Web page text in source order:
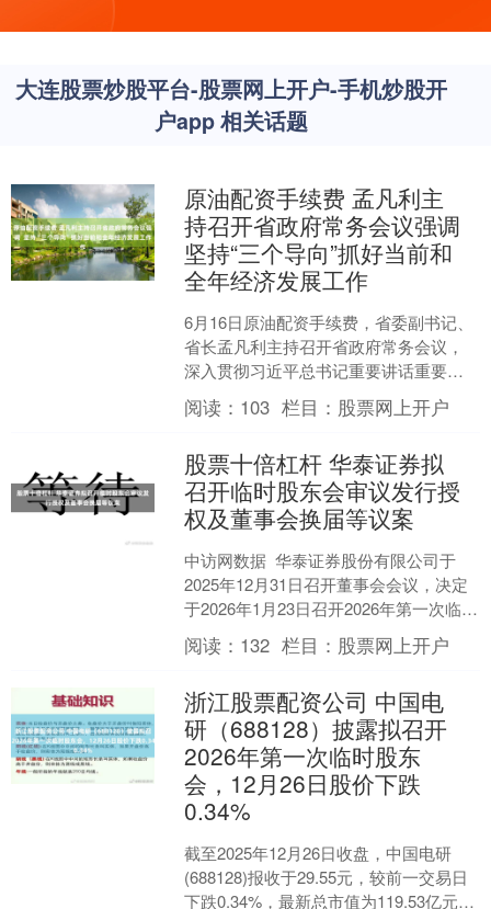
大连股票炒股平台-股票网上开户-手机炒股开
户app 相关话题
原油配资手续费 孟凡利主
持召开省政府常务会议强调
坚持“三个导向”抓好当前和
全年经济发展工作
6月16日原油配资手续费，省委副书记、
省长孟凡利主持召开省政府常务会议，
深入贯彻习近平总书记重要讲话重要指
示精神，认真落实省委“1310”具体部署，
布置抓好经济....
阅读： 103 栏目： 股票网上开户
股票十倍杠杆 华泰证券拟
召开临时股东会审议发行授
权及董事会换届等议案
中访网数据 华泰证券股份有限公司于
2025年12月31日召开董事会会议，决定
于2026年1月23日召开2026年第一次临时
股东会。本次会议将审议多项重要议
案。....
阅读： 132 栏目： 股票网上开户
浙江股票配资公司 中国电
研（688128）披露拟召开
2026年第一次临时股东
会，12月26日股价下跌
0.34%
截至2025年12月26日收盘，中国电研
(688128)报收于29.55元，较前一交易日
下跌0.34%，最新总市值为119.53亿元。